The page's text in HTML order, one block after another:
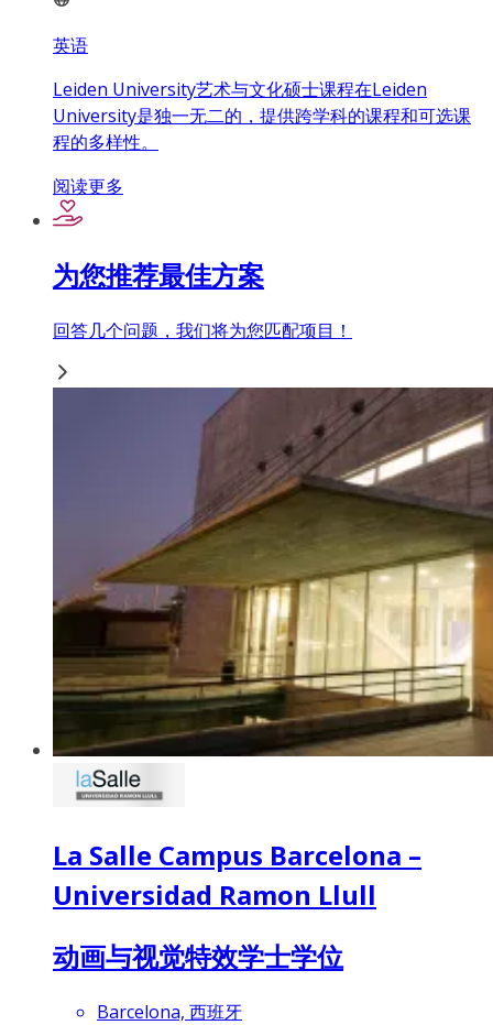
英语
Leiden University艺术与文化硕士课程在Leiden
University是独一无二的，提供跨学科的课程和可选课
程的多样性。
阅读更多
为您推荐最佳方案
回答几个问题，我们将为您匹配项目！
La Salle Campus Barcelona –
Universidad Ramon Llull
动画与视觉特效学士学位
Barcelona, 西班牙